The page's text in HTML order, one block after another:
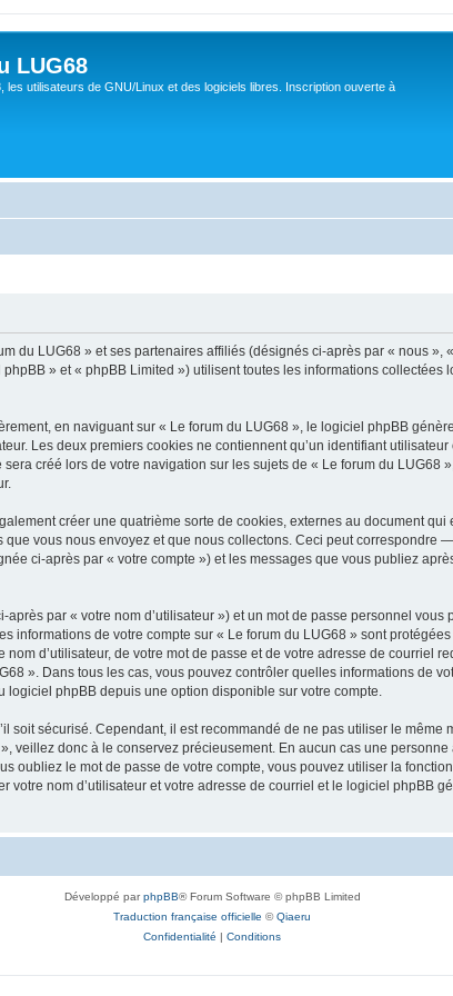
LUG68
les utilisateurs de GNU/Linux et des logiciels libres. Inscription ouverte à
du LUG68 » et ses partenaires affiliés (désignés ci-après par « nous »,
» et « phpBB Limited ») utilisent toutes les informations collectées
en naviguant sur « Le forum du LUG68 », le logiciel phpBB
Les deux premiers cookies ne contiennent qu’un identifiant
créé lors de votre navigation sur les sujets de « Le forum du LUG68
créer une quatrième sorte de cookies, externes au document
vous nous envoyez et que nous collectons. Ceci peut correspondre
ci-après par « votre compte ») et les messages que vous publiez
par « votre nom d’utilisateur ») et un mot de passe personnel
informations de votre compte sur « Le forum du LUG68 » sont
d’utilisateur, de votre mot de passe et de votre adresse de courriel
». Dans tous les cas, vous pouvez contrôler quelles informations de
phpBB depuis une option disponible sur votre compte.
soit sécurisé. Cependant, il est recommandé de ne pas utiliser le même
veillez donc à le conservez précieusement. En aucun cas une
oubliez le mot de passe de votre compte, vous pouvez utiliser la
nom d’utilisateur et votre adresse de courriel et le logiciel phpBB
Développé parphpBB® Forum Software © phpBB Limited
Traduction française officielle ©Qiaeru
Confidentialité | Conditions